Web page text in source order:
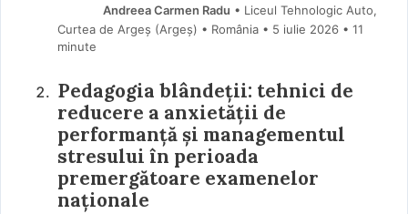
Andreea Carmen Radu • Liceul Tehnologic Auto,
Curtea de Argeș (Argeş) • România
5 iulie 2026 • 11
minute
Pedagogia blândeții: tehnici de
reducere a anxietății de
performanță și managementul
stresului în perioada
premergătoare examenelor
naționale